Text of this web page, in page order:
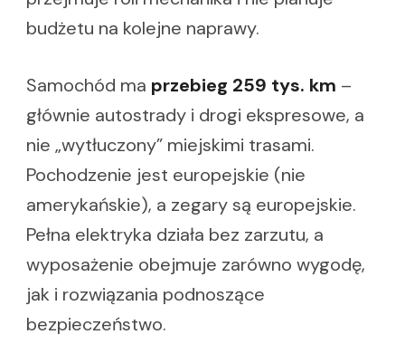
budżetu na kolejne naprawy.
Samochód ma przebieg 259 tys. km –
głównie autostrady i drogi ekspresowe, a
nie „wytłuczony” miejskimi trasami.
Pochodzenie jest europejskie (nie
amerykańskie), a zegary są europejskie.
Pełna elektryka działa bez zarzutu, a
wyposażenie obejmuje zarówno wygodę,
jak i rozwiązania podnoszące
bezpieczeństwo.